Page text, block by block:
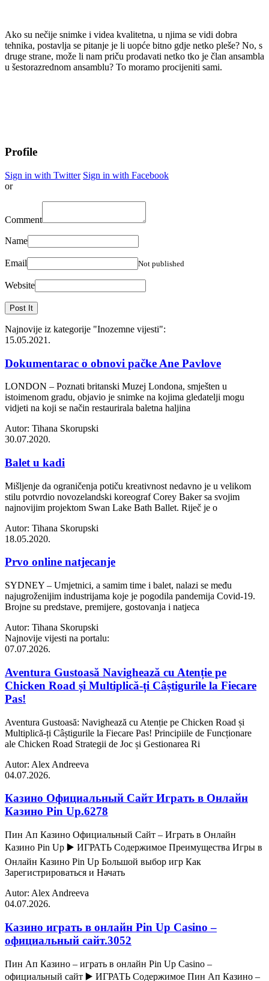
Ako su nečije snimke i videa kvalitetna, u njima se vidi dobra
tehnika, postavlja se pitanje je li uopće bitno gdje netko pleše? No, s
druge strane, može li nam priču prodavati netko tko je član ansambla
u šestorazrednom ansamblu? To moramo procijeniti sami.
Profile
Sign in with Twitter Sign in with Facebook
or
Comment
Name
Email Not published
Website
Najnovije iz kategorije "Inozemne vijesti":
15.05.2021.
Dokumentarac o obnovi pačke Ane Pavlove
LONDON – Poznati britanski Muzej Londona, smješten u
istoimenom gradu, objavio je snimke na kojima gledatelji mogu
vidjeti na koji se način restaurirala baletna haljina
Autor: Tihana Skorupski
30.07.2020.
Balet u kadi
Mišljenje da ograničenja potiču kreativnost nedavno je u velikom
stilu potvrdio novozelandski koreograf Corey Baker sa svojim
najnovijim projektom Swan Lake Bath Ballet. Riječ je o
Autor: Tihana Skorupski
18.05.2020.
Prvo online natjecanje
SYDNEY – Umjetnici, a samim time i balet, nalazi se među
najugroženijim industrijama koje je pogodila pandemija Covid-19.
Brojne su predstave, premijere, gostovanja i natjeca
Autor: Tihana Skorupski
Najnovije vijesti na portalu:
07.07.2026.
Aventura Gustoasă Navighează cu Atenție pe
Chicken Road și Multiplică-ți Câștigurile la Fiecare
Pas!
Aventura Gustoasă: Navighează cu Atenție pe Chicken Road și
Multiplică-ți Câștigurile la Fiecare Pas! Principiile de Funcționare
ale Chicken Road Strategii de Joc și Gestionarea Ri
Autor: Alex Andreeva
04.07.2026.
Казино Официальный Сайт Играть в Онлайн
Казино Pin Up.6278
Пин Ап Казино Официальный Сайт – Играть в Онлайн
Казино Pin Up ▶️ ИГРАТЬ Содержимое Преимущества Игры в
Онлайн Казино Pin Up Большой выбор игр Как
Зарегистрироваться и Начать
Autor: Alex Andreeva
04.07.2026.
Казино играть в онлайн Pin Up Casino –
официальный сайт.3052
Пин Ап Казино – играть в онлайн Pin Up Casino –
официальный сайт ▶️ ИГРАТЬ Содержимое Пин Ап Казино –